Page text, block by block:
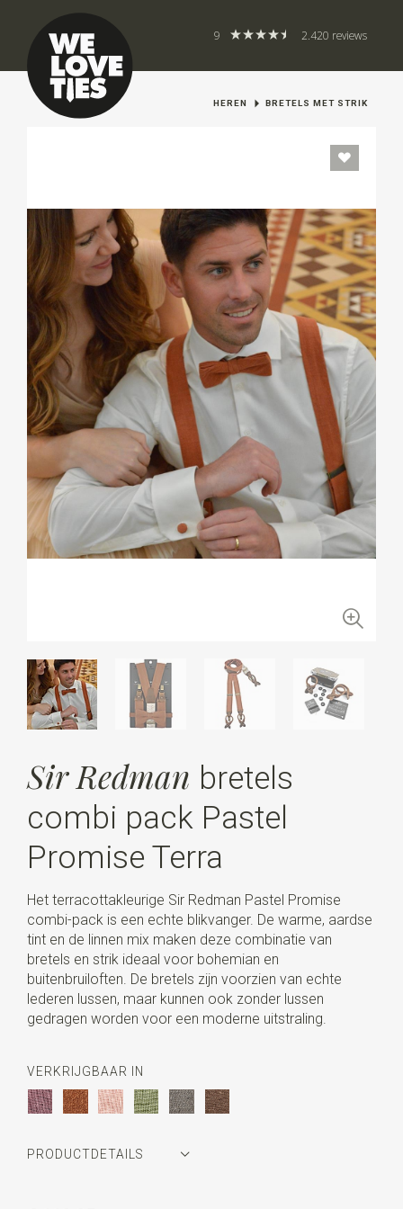
9 2.420 reviews
HEREN BRETELS MET STRIK
Sir Redman bretels
combi pack Pastel
Promise Terra
Het terracottakleurige Sir Redman Pastel Promise
combi-pack is een echte blikvanger. De warme, aardse
tint en de linnen mix maken deze combinatie van
bretels en strik ideaal voor bohemian en
buitenbruiloften. De bretels zijn voorzien van echte
lederen lussen, maar kunnen ook zonder lussen
gedragen worden voor een moderne uitstraling.
VERKRIJGBAAR IN
PRODUCTDETAILS